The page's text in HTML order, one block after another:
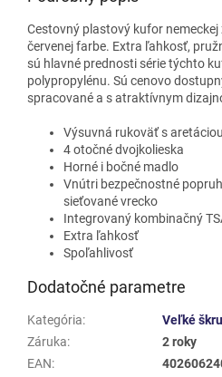
Cestovný plastový kufor
červenej farbe. Extra ľahkosť,
sú hlavné prednosti série týchto
polypropylénu. Sú cenovo
spracované a s atraktívnym
Výsuvná rukoväť s
4 otočné dvojkolieska
Horné i bočné madlo
Vnútri bezpečnostné
sieťované vrecko
Integrovaný kombinačný
Extra ľahkosť
Spoľahlivosť
Dodatočné parametre
Kategória:
Veľké
Záruka:
2 roky
EAN: